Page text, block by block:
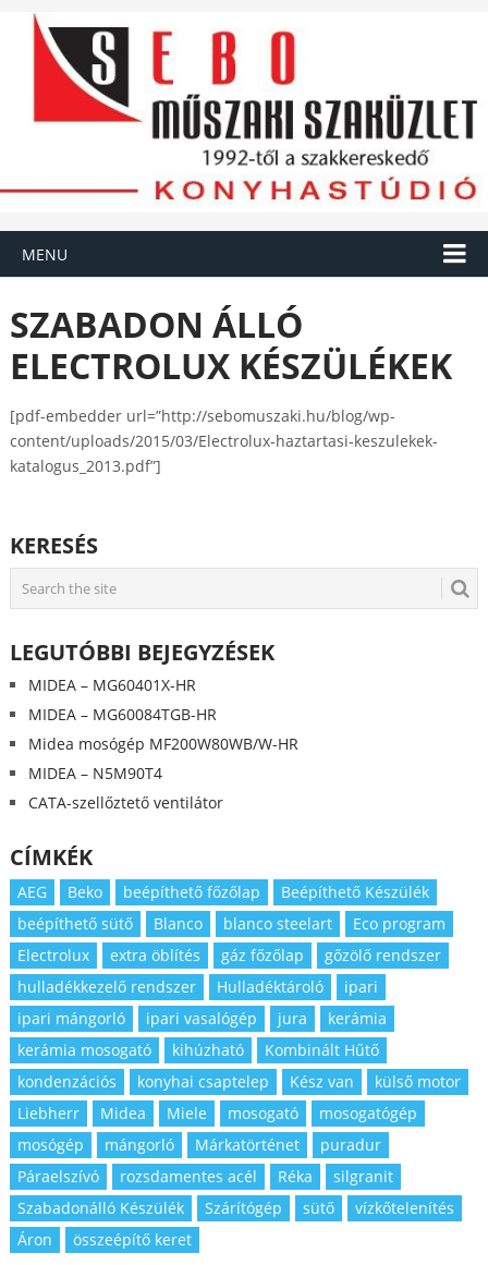
MENU
SZABADON ÁLLÓ
ELECTROLUX KÉSZÜLÉKEK
[pdf-embedder url=”http://sebomuszaki.hu/blog/wp-
content/uploads/2015/03/Electrolux-haztartasi-keszulekek-
katalogus_2013.pdf”]
KERESÉS
LEGUTÓBBI BEJEGYZÉSEK
MIDEA – MG60401X-HR
MIDEA – MG60084TGB-HR
Midea mosógép MF200W80WB/W-HR
MIDEA – N5M90T4
CATA-szellőztető ventilátor
CÍMKÉK
AEG Beko beépíthető főzőlap
Beépíthető Készülék
beépíthető sütő
Blanco blanco steelart
Eco program
Electrolux
extra öblítés gáz főzőlap
gőzölő rendszer
hulladékkezelő rendszer
Hulladéktároló
ipari
ipari mángorló
ipari vasalógép jura
kerámia
kerámia mosogató
kihúzható
Kombinált Hűtő
kondenzációs
konyhai csaptelep Kész van
külső motor
Liebherr
Midea Miele mosogató
mosogatógép
mosógép
mángorló Márkatörténet
puradur
Páraelszívó
rozsdamentes acél Réka
silgranit
Szabadonálló Készülék
Szárítógép sütő
vízkőtelenítés
Áron
összeépítő keret